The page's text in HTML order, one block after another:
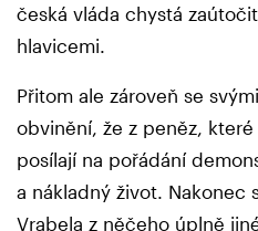
česká vláda chystá
hlavicemi.
Přitom ale zároveň se
obvinění, že z peněz,
posílají na pořádání
a nákladný život. Nakonec
Vrabela z něčeho úplně